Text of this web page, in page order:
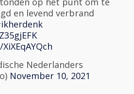
en levend verbrand
Nederlanders
November 10, 2021